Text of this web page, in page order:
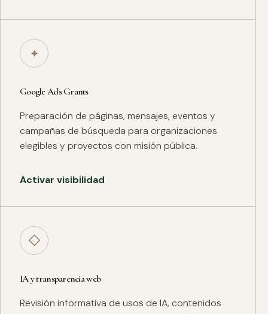
⌖
Google Ads Grants
Preparación de páginas, mensajes, eventos y
campañas de búsqueda para organizaciones
elegibles y proyectos con misión pública.
Activar visibilidad
◇
IA y transparencia web
Revisión informativa de usos de IA, contenidos